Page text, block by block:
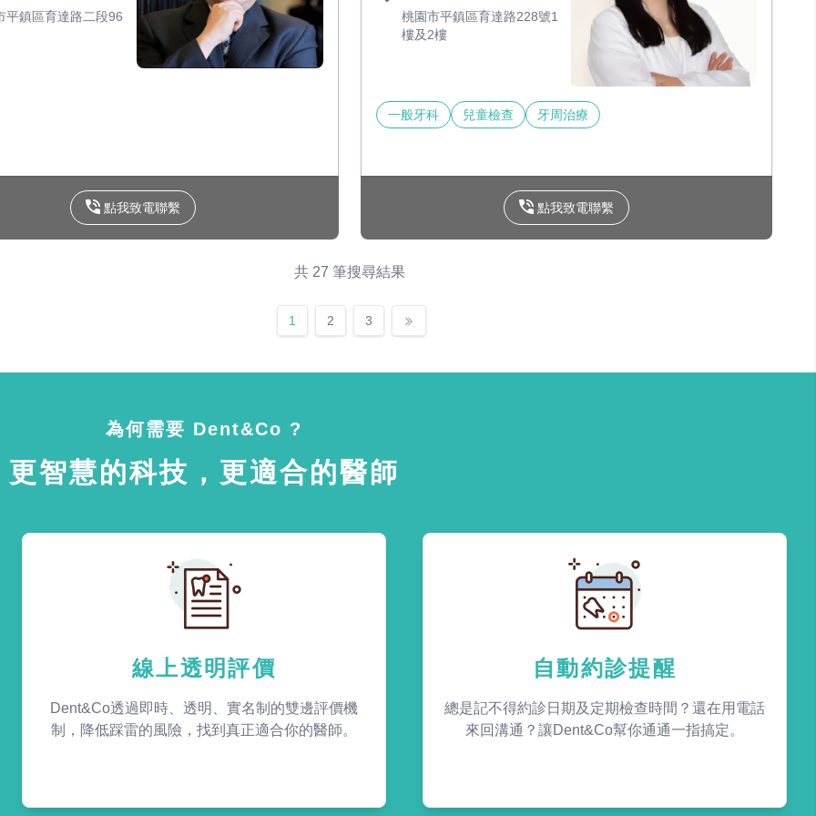
平鎮區育達路二段96
點我致電聯繫
桃園市平鎮區育達路228號1
樓及2樓
一般牙科 兒童檢查 牙周治療
點我致電聯繫
共 27 筆搜尋結果
1 2 3
為何需要 Dent&Co ?
更智慧的科技，更適合的醫師
線上透明評價
Dent&Co透過即時、透明、實名制的雙邊評價機
制，降低踩雷的風險，找到真正適合你的醫師。
自動約診提醒
總是記不得約診日期及定期檢查時間？還在用電話
來回溝通？讓Dent&Co幫你通通一指搞定。